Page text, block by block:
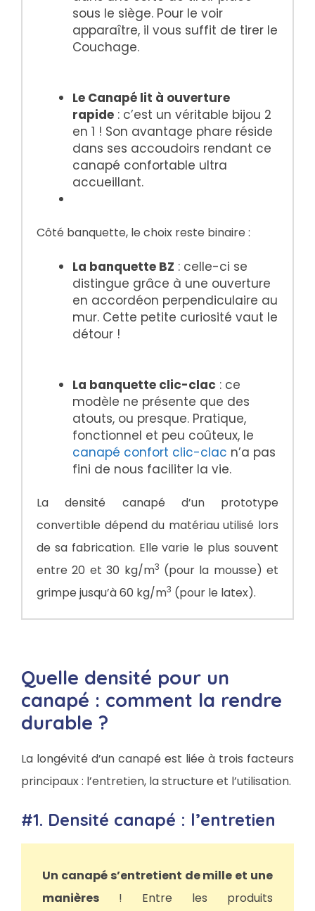
sous le siège. Pour le voir
apparaître, il vous suffit de tirer le
Couchage.
Le Canapé lit à ouverture
rapide : c’est un véritable bijou 2
en 1 ! Son avantage phare réside
dans ses accoudoirs rendant ce
canapé confortable ultra
accueillant.
Côté banquette, le choix reste binaire :
La banquette BZ : celle-ci se
distingue grâce à une ouverture
en accordéon perpendiculaire au
mur. Cette petite curiosité vaut le
détour !
La banquette clic-clac : ce
modèle ne présente que des
atouts, ou presque. Pratique,
fonctionnel et peu coûteux, le
canapé confort clic-clac n’a pas
fini de nous faciliter la vie.
La densité canapé d’un prototype
convertible dépend du matériau utilisé lors
de sa fabrication. Elle varie le plus souvent
entre 20 et 30 kg/m3 (pour la mousse) et
grimpe jusqu’à 60 kg/m3 (pour le latex).
Quelle densité pour un
canapé : comment la rendre
durable ?
La longévité d’un canapé est liée à trois facteurs
principaux : l’entretien, la structure et l’utilisation.
#1. Densité canapé : l’entretien
Un canapé s’entretient de mille et une
manières ! Entre les produits